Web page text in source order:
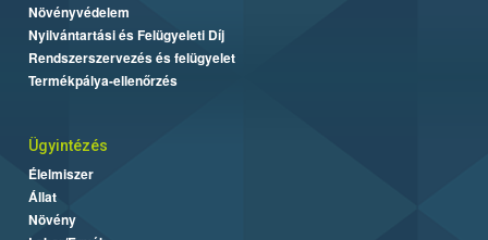
Növényvédelem
Nyilvántartási és Felügyeleti Díj
Rendszerszervezés és felügyelet
Termékpálya-ellenőrzés
Ügyintézés
Élelmiszer
Állat
Növény